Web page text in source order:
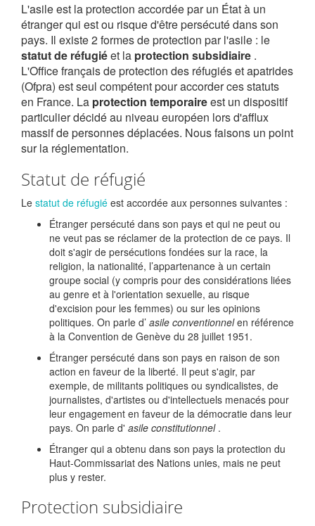
L'asile est la protection accordée par un État à un
étranger qui est ou risque d'être persécuté dans son
pays. Il existe 2 formes de protection par l'asile : le
statut de réfugiéet la protection subsidiaire .
L'Office français de protection des réfugiés et apatrides
(Ofpra) est seul compétent pour accorder ces statuts
en France. La protection temporaireest un dispositif
particulier décidé au niveau européen lors d'afflux
massif de personnes déplacées. Nous faisons un point
sur la réglementation.
Statut de réfugié
Le statut de réfugié est accordée aux personnes suivantes :
Étranger persécuté dans son pays et qui ne peut ou
ne veut pas se réclamer de la protection de ce pays. Il
doit s'agir de persécutions fondées sur la race, la
religion, la nationalité, l’appartenance à un certain
groupe social (y compris pour des considérations liées
au genre et à l'orientation sexuelle, au risque
d'excision pour les femmes) ou sur les opinions
politiques. On parle d’ asile conventionnel en référence
à la Convention de Genève du 28 juillet 1951.
Étranger persécuté dans son pays en raison de son
action en faveur de la liberté. Il peut s'agir, par
exemple, de militants politiques ou syndicalistes, de
journalistes, d'artistes ou d'intellectuels menacés pour
leur engagement en faveur de la démocratie dans leur
pays. On parle d' asile constitutionnel .
Étranger qui a obtenu dans son pays la protection du
Haut-Commissariat des Nations unies, mais ne peut
plus y rester.
Protection subsidiaire